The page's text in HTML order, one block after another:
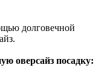
долговечной
оверсайз посадку: